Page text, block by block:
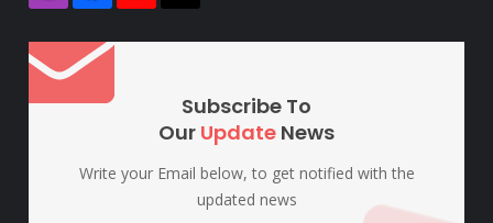
Subscribe To
Our Update News
Write your Email below, to get notified with the
updated news